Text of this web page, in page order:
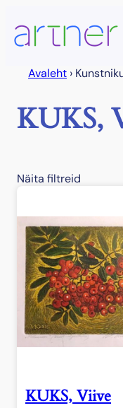
sisu
juurde
Avaleht ›
KUKS,
Näita filtreid
KUKS, Viive